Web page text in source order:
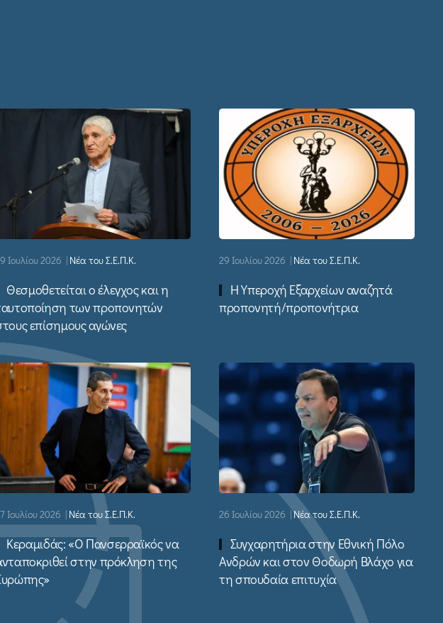
Ιουλίου 2026 | Νέα του Σ.Ε.Π.Κ.
Θεσμοθετείται ο έλεγχος και η
των προπονητών
επίσημους αγώνες
29 Ιουλίου 2026 | Νέα του Σ.Ε.Π.Κ.
Η Υπεροχή Εξαρχείων αναζητά
προπονητή/προπονήτρια
Ιουλίου 2026 | Νέα του Σ.Ε.Π.Κ.
Κεραμιδάς: «Ο Πανσερραϊκός να
στην πρόκληση της
26 Ιουλίου 2026 |Νέα του Σ.Ε.Π.Κ.
Συγχαρητήρια στην Εθνική Πόλο
Ανδρών και στον Θοδωρή Βλάχο για
τη σπουδαία επιτυχία